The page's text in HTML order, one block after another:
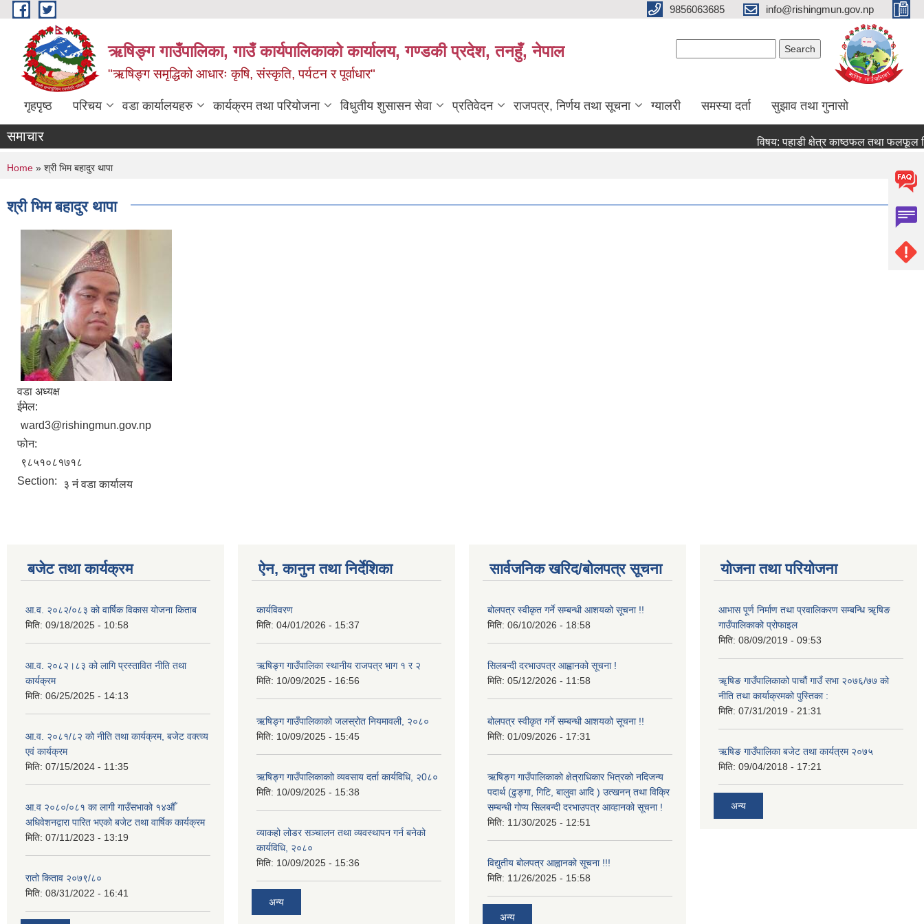
Skip to main content 9856063685 info@rishingmun.gov.np
ऋषिङ्ग गाउँपालिका, गाउँ कार्यपालिकाको कार्यालय, गण्डकी प्रदेश, तनहुँ, नेपाल
"ऋषिङ्ग समृद्धिको आधारः कृषि, संस्कृति, पर्यटन र पूर्वाधार"
गृहपृष्ठ परिचय वडा कार्यालयहरु कार्यक्रम तथा परियोजना विधुतीय शुसासन सेवा प्रतिवेदन राजपत्र, निर्णय तथा सूचना ग्यालरी समस्या दर्ता सुझाव तथा गुनासो
समाचार विषय: पहाडी क्षेत्र काष्ठफल तथा फलफूल
You are here
Home » श्री भिम बहादुर थापा
श्री भिम बहादुर थापा
वडा अध्यक्ष
ईमेल:
ward3@rishingmun.gov.np
फोन:
९८५१०८१७१८
Section:
३ नं वडा कार्यालय
बजेट तथा कार्यक्रम
आ.व. २०८२/०८३ को वार्षिक विकास योजना किताब
मिति: 09/18/2025 - 10:58
आ.व. २०८२।८३ को लागि प्रस्तावित नीति तथा
कार्यक्रम
मिति: 06/25/2025 - 14:13
आ.व. २०८१/८२ को नीति तथा कार्यक्रम, बजेट वक्त्व्य
एवं कार्यक्रम
मिति: 07/15/2024 - 11:35
आ.व २०८०/०८१ का लागी गाउँसभाको १४औँ
अधिवेशनद्वारा पारित भएको बजेट तथा वार्षिक कार्यक्रम
मिति: 07/11/2023 - 13:19
रातो किताव २०७९/८०
मिति: 08/31/2022 - 16:41
ऐन, कानुन तथा निर्देशिका
कार्यविवरण
मिति: 04/01/2026 - 15:37
ऋषिङ्ग गाउँपालिका स्थानीय राजपत्र भाग १ र २
मिति: 10/09/2025 - 16:56
ऋषिङ्ग गाउँपालिकाको जलस्रोत नियमावली, २०८०
मिति: 10/09/2025 - 15:45
ऋषिङ्ग गाउँपालिकाकाो व्यवसाय दर्ता कार्यविधि, २0८०
मिति: 10/09/2025 - 15:38
व्याकहो लोडर सञ्चालन तथा व्यवस्थापन गर्न बनेको
कार्यविधि, २०८०
मिति: 10/09/2025 - 15:36
अन्य
सार्वजनिक खरिद/बोलपत्र सूचना
बोलपत्र स्वीकृत गर्ने सम्बन्धी आशयको सूचना !!
मिति: 06/10/2026 - 18:58
सिलबन्दी दरभाउपत्र आह्वानको सूचना !
मिति: 05/12/2026 - 11:58
बोलपत्र स्वीकृत गर्ने सम्बन्धी आशयको सूचना !!
मिति: 01/09/2026 - 17:31
ऋषिङ्ग गाउँपालिकाको क्षेत्राधिकार भित्रको नदिजन्य
पदार्थ (ढुङ्गा, गिटि, बालुवा आदि ) उत्खनन् तथा विक्रि
सम्बन्धी गोप्य सिलबन्दी दरभाउपत्र आव्हानको सूचना !
मिति: 11/30/2025 - 12:51
विद्युतीय बोलपत्र आह्वानको सूचना !!!
मिति: 11/26/2025 - 15:58
अन्य
योजना तथा परियोजना
आभास पूर्ण निर्माण तथा प्रवालिकरण सम्बन्धि ॠषिङ
गाउँपालिकाको प्रोफाइल
मिति: 08/09/2019 - 09:53
ॠषिङ गाउँपालिकाको पाचौं गाउँ सभा २०७६/७७ को
नीति तथा कार्याक्रमको पुस्तिका :
मिति: 07/31/2019 - 21:31
ऋषिङ गाउँपालिका बजेट तथा कार्यत्रम २०७५
मिति: 09/04/2018 - 17:21
अन्य